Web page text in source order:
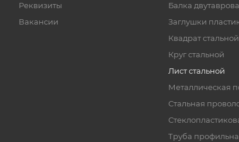
Реквизиты
Вакансии
Балка
Заглушки
Квадрат стальной
Круг стальной
Лист стальной
Металлическая
Стальная
Труба